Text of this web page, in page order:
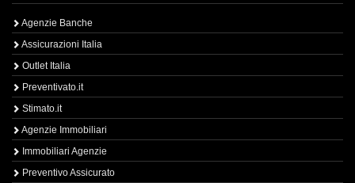
Agenzie Banche
Assicurazioni Italia
Outlet Italia
Preventivato.it
Stimato.it
Agenzie Immobiliari
Immobiliari Agenzie
Preventivo Assicurato